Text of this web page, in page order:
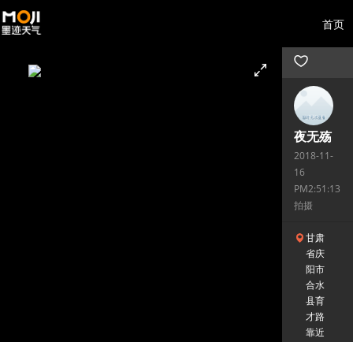
首页
夜无殇
2018-11-
16
PM2:51:13
拍摄
甘肃
省庆
阳市
合水
县育
才路
靠近